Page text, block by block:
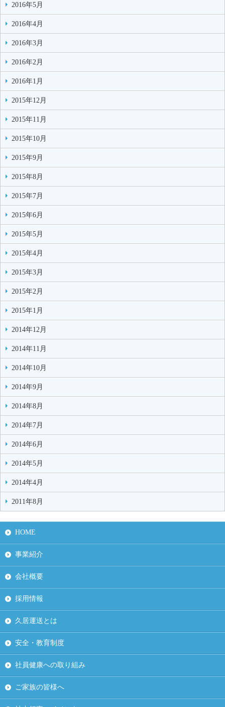
2016年5月
2016年4月
2016年3月
2016年2月
2016年1月
2015年12月
2015年11月
2015年10月
2015年9月
2015年8月
2015年7月
2015年6月
2015年5月
2015年4月
2015年3月
2015年2月
2015年1月
2014年12月
2014年11月
2014年10月
2014年9月
2014年8月
2014年7月
2014年6月
2014年5月
2014年4月
2011年8月
HOME
事業紹介
会社概要
採用情報
久居運送とは
安全・教育制度
社員健康への取り組み
ご家族の皆様へ